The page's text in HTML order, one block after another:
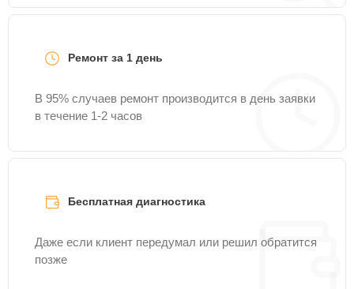
Ремонт за 1 день
В 95% случаев ремонт производится в день заявки
в течение 1-2 часов
Бесплатная диагностика
Даже если клиент передумал или решил обратится
позже